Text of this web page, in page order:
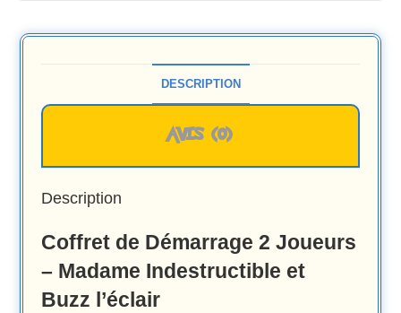
DESCRIPTION
AVIS (0)
Description
Coffret de Démarrage 2 Joueurs
– Madame Indestructible et
Buzz l’éclair